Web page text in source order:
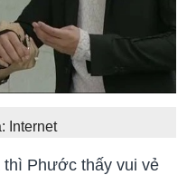
Internet
Phước thấy vui vẻ